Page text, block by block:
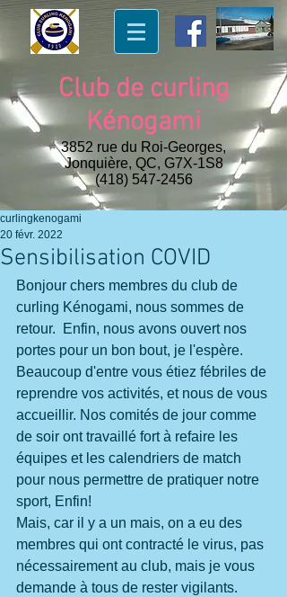
Club de curling
Kénogami
3852 rue du Roi-Georges,
Jonquière, QC, G7X-1S8
(418) 547-2456
Sensibilisation COVID
curlingkenogami
20 févr. 2022
Bonjour chers membres du club de
curling Kénogami, nous sommes de
retour.  Enfin, nous avons ouvert nos
portes pour un bon bout, je l'espère.
Beaucoup d'entre vous étiez fébriles de
reprendre vos activités, et nous de vous
accueillir. Nos comités de jour comme
de soir ont travaillé fort à refaire les
équipes et les calendriers de match
pour nous permettre de pratiquer notre
sport, Enfin!
Mais, car il y a un mais, on a eu des
membres qui ont contracté le virus, pas
nécessairement au club, mais je vous
demande à tous de rester vigilants.